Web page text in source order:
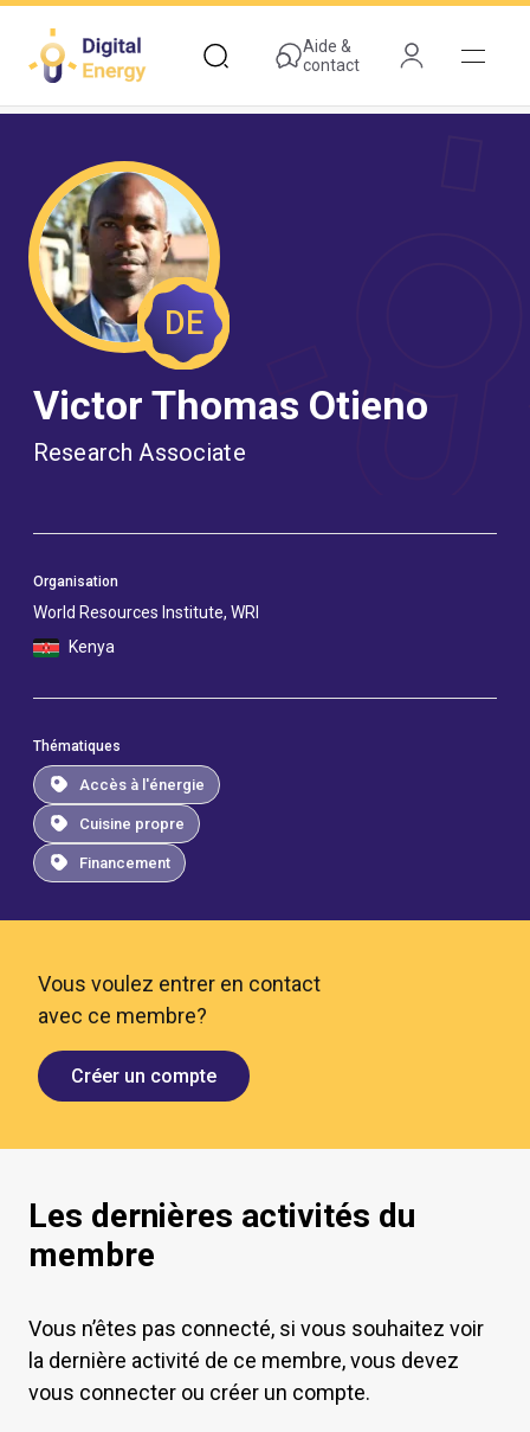
contenu
principal
Aide &
contact
DE
Victor Thomas Otieno
Research Associate
Organisation
World Resources Institute, WRI
Kenya
Thématiques
Accès à l'énergie
Cuisine propre
Financement
Vous voulez entrer en contact
avec ce membre?
Créer un compte
Les dernières activités du
membre
Vous n’êtes pas connecté, si vous souhaitez voir
la dernière activité de ce membre, vous devez
vous connecter ou créer un compte.